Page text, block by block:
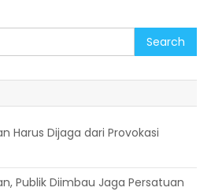
Search
Harus Dijaga dari Provokasi
Publik Diimbau Jaga Persatuan